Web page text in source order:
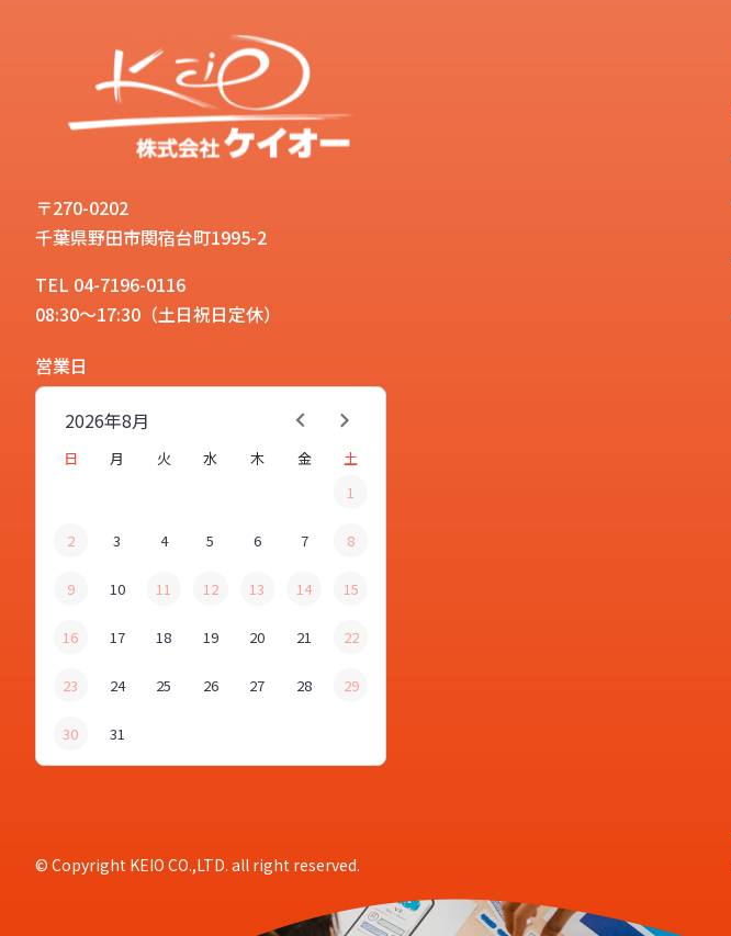
〒270-0202
千葉県野田市関宿台町1995-2
TEL 04-7196-0116
08:30～17:30（土日祝日定休）
営業日
8月
2026年
日 月 火 水 木 金
土
1
2 3 4 5 6 7 8
9 10 11 12 13 14 15
16 17 18 19 20 21 22
23 24 25 26 27 28 29
30 31
© Copyright KEIO CO.,LTD. all right reserved.